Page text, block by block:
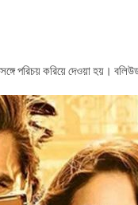
পরিচয় করিয়ে দেওয়া হয়।